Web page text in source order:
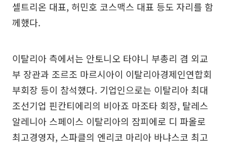
셀트리온 대표, 허민호 코스맥스 대표 등도 자리를 함
께했다.
이탈리아 측에서는 안토니오 타야니 부총리 겸 외교
부 장관과 조르조 마르시아이 이탈리아경제인연합회
부회장 등이 참석했다. 기업인으로는 이탈리아 최대
조선기업 핀칸티에리의 비아죠 마조타 회장, 탈레스
알레니아 스페이스 이탈리아의 잠피에로 디 파올로
최고경영자, 스파클의 엔리코 마리아 바냐스코 최고